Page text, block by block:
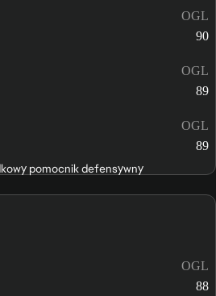
OGL
90
OGL
89
OGL
89
pomocnik defensywny
OGL
88